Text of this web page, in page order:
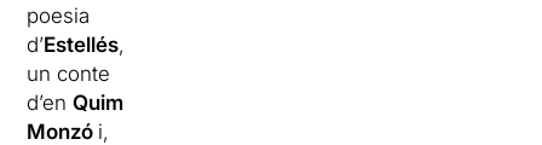
poesia
d’Estellés,
un conte
d’enQuim
Monzó i,